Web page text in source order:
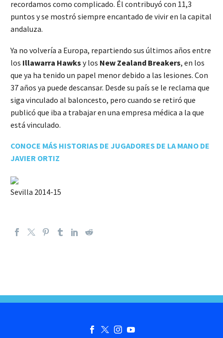
recordamos como complicado. Él contribuyó con 11,3
puntos y se mostró siempre encantado de vivir en la capital
andaluza.
Ya no volvería a Europa, repartiendo sus últimos años entre
los Illawarra Hawks y los New Zealand Breakers, en los
que ya ha tenido un papel menor debido a las lesiones. Con
37 años ya puede descansar. Desde su país se le reclama que
siga vinculado al baloncesto, pero cuando se retiró que
publicó que iba a trabajar en una empresa médica a la que
está vinculado.
CONOCE MÁS HISTORIAS DE JUGADORES DE LA MANO DE
JAVIER ORTIZ
Sevilla 2014-15